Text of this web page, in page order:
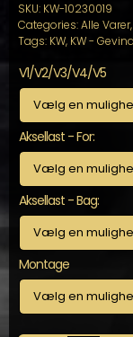
SKU: KW-10230019
Categories:Alle Varer,
Tags: KW, KW -
V1/V2/V3/V4/V5
Aksellast - For:
Aksellast - Bag:
Montage